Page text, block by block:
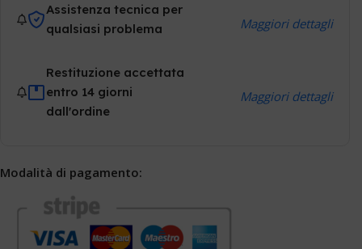
Assistenza tecnica per
qualsiasi problema
Maggiori dettagli
Restituzione accettata
entro 14 giorni
dall'ordine
Maggiori dettagli
Modalità di pagamento: